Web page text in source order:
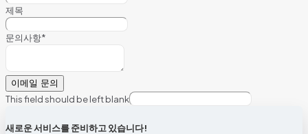
제목
문의사항*
이메일 문의
This field should be left blank
새로운 서비스를 준비하고 있습니다!